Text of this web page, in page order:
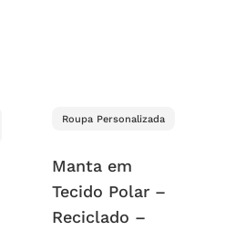
Roupa Personalizada
Manta em
Tecido Polar –
Reciclado –